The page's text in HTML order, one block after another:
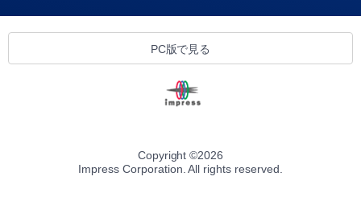
PC版で見る
Copyright ©2026
Impress Corporation. All rights reserved.